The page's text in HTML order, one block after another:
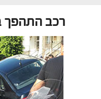
רכב התהפך